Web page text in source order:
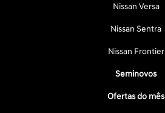
Nissan Versa
Nissan Sentra
Nissan Frontier
Seminovos
Ofertas do mês